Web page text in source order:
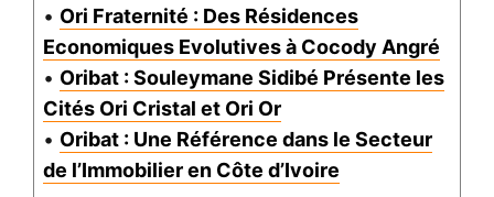
• Ori Fraternité : Des Résidences
Economiques Evolutives à Cocody Angré
• Oribat : Souleymane Sidibé Présente les
Cités Ori Cristal et Ori Or
• Oribat : Une Référence dans le Secteur
de l’Immobilier en Côte d’Ivoire